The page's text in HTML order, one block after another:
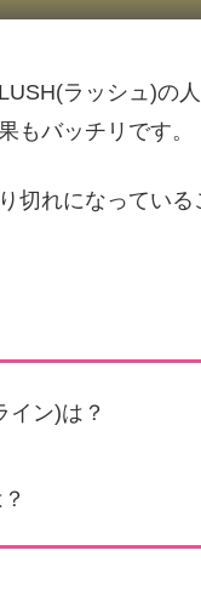
ラッシュ)の
もバッチリです。
切れになってい
イン)は？